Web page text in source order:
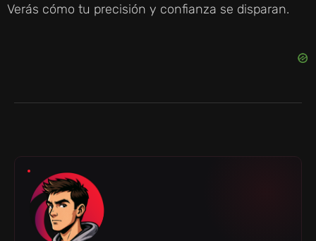
Verás cómo tu precisión y confianza se disparan.